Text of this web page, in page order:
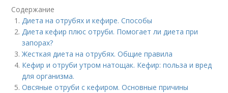
Содержание
Диета на отрубях и кефире. Способы
Диета кефир плюс отруби. Помогает ли диета при
запорах?
Жесткая диета на отрубях. Общие правила
Кефир и отруби утром натощак. Кефир: польза и вред
для организма.
Овсяные отруби с кефиром. Основные причины